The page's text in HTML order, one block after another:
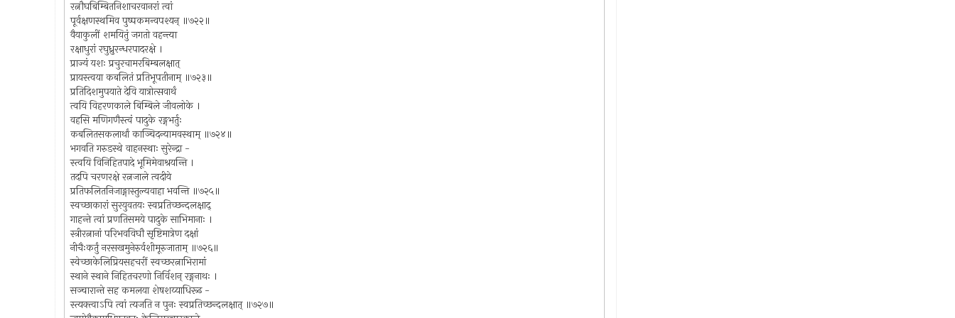
रत्नौघबिम्बितनिशाचरवानरां त्वां
पूर्वक्षणस्थमिव पुष्पकमन्वपश्यन् ॥७२२॥
वैयाकुलीं शमयितुं जगतो वहन्त्या
रक्षाधुरां रघुध्रुरन्धरपादरक्षे ।
प्राज्यं यशः प्रचुरचामरबिम्बलक्षात्
प्रायस्त्वया कबलितं प्रतिभूपतीनाम् ॥७२३॥
प्रतिदिशमुपयाते देवि यात्रोत्सवार्थं
त्वयि विहरणकाले बिम्बिले जीवलोके ।
वहसि मणिगणैस्त्वं पादुके रङ्गभर्तुः
कबलितसकलार्थां काञ्चिदन्यामवस्थाम् ॥७२४॥
भगवति गरुडस्थे वाहनस्थाः सुरेन्द्रा -
स्त्वयि विनिहितपादे भूमिमेवाश्रयन्ति ।
तदपि चरणरक्षे रत्नजाले त्वदीये
प्रतिफलितनिजाङ्गास्तुल्यवाहा भवन्ति ॥७२५॥
स्वच्छाकारां सुरयुवतयः स्वप्रतिच्छन्दलक्षाद्
गाहन्ते त्वां प्रणतिसमये पादुके साभिमानाः ।
स्त्रीरत्नानां परिभवविघौ सृष्टिमात्रेण दक्षां
नीचैःकर्तुं नरसखमुनेरुर्वशीमूरुजाताम् ॥७२६॥
स्वेच्छाकेलिप्रियसहचरीं स्वच्छरत्नाभिरामां
स्थाने स्थाने निहितचरणो निर्विशन् रङ्गनाथः ।
सञ्चारान्ते सह कमलया शेषशय्याधिरूढ -
स्त्यक्त्वाऽपि त्वां त्यजति न पुनः स्वप्रतिच्छन्दलक्षात् ॥७२७॥